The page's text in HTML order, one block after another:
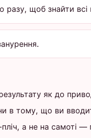
разу, щоб знайти всі
як до
в тому, що ви
а не на самоті